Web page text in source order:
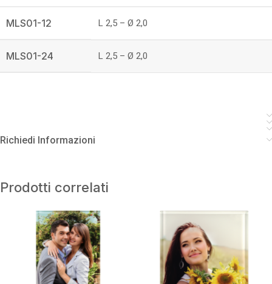
MLS01-12 L 2,5 – Ø 2,0
MLS01-24 L 2,5 – Ø 2,0
Richiedi Informazioni
Prodotti correlati